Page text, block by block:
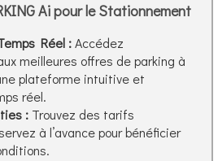
Ai pour le Stationnement
Réel :Accédez
meilleures offres de parking à
plateforme intuitive et
réel.
: Trouvez des tarifs
à l’avance pour bénéficier